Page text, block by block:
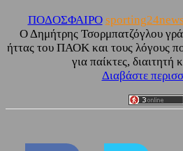
ΠΟΔΟΣΦΑΙΡΟ sporting24news
Ο Δημήτρης Τσορμπατζόγλου
ήττας του ΠΑΟΚ και τους λόγους
για παίκτες, διαιτητή
Διαβάστε